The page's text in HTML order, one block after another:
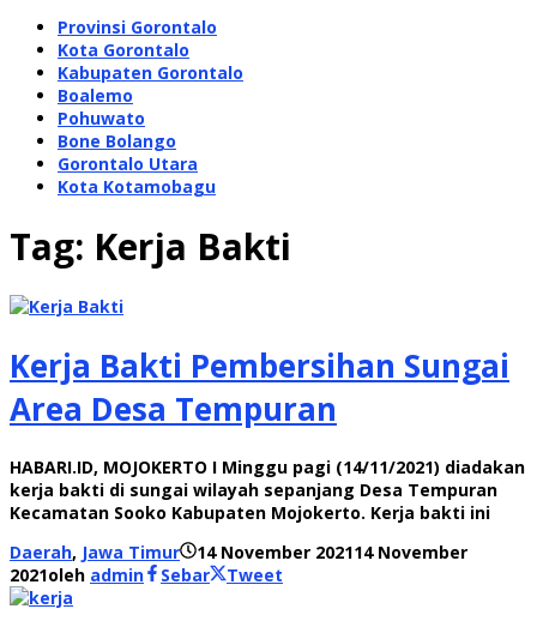
Provinsi Gorontalo
Kota Gorontalo
Kabupaten Gorontalo
Boalemo
Pohuwato
Bone Bolango
Gorontalo Utara
Kota Kotamobagu
Tag: Kerja Bakti
Kerja Bakti Pembersihan Sungai
Area Desa Tempuran
HABARI.ID, MOJOKERTO I Minggu pagi (14/11/2021) diadakan
kerja bakti di sungai wilayah sepanjang Desa Tempuran
Kecamatan Sooko Kabupaten Mojokerto. Kerja bakti ini
Daerah, Jawa Timur 14 November 202114 November
2021oleh admin Sebar Tweet